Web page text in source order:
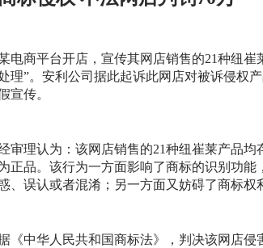
电商平台开店，宣传其网店销售的21种纽
理”。安利公司据此起诉此网店对被诉侵权
宣传。
审理认为：该网店销售的21种纽崔莱产品
正品。该行为一方面影响了商标的识别功
、误认或者混淆；另一方面又妨碍了商标权
《中华人民共和国商标法》，判决该网店